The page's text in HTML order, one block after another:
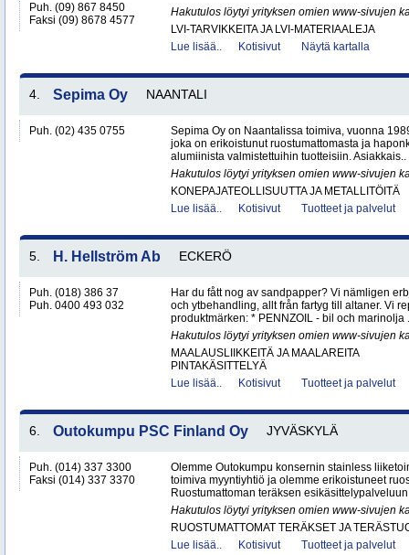
Puh. (09) 867 8450
Faksi (09) 8678 4577
Hakutulos löytyi yrityksen omien www-sivujen
LVI-TARVIKKEITA JA LVI-MATERIAALEJA
Lue lisää..
Kotisivut Näytä kartalla
4. Sepima Oy NAANTALI
Puh. (02) 435 0755
Sepima Oy on Naantalissa toimiva, vuonna
joka on erikoistunut ruostumattomasta ja
alumiinista valmistettuihin tuotteisiin. Asiakkais..
Hakutulos löytyi yrityksen omien www-sivujen
KONEPAJATEOLLISUUTTA JA METALLITÖITÄ
Lue lisää..
Kotisivut Tuotteet ja palvelut
5. H. Hellström Ab ECKERÖ
Puh. (018) 386 37
Puh. 0400 493 032
Har du fått nog av sandpapper? Vi nämligen
och ytbehandling, allt från fartyg till altaner. Vi
produktmärken: * PENNZOIL - bil och marinolja
Hakutulos löytyi yrityksen omien www-sivujen
MAALAUSLIIKKEITÄ JA MAALAREITA
PINTAKÄSITTELYÄ
Lue lisää..
Kotisivut Tuotteet ja palvelut
6. Outokumpu PSC Finland Oy JYVÄSKYLÄ
Puh. (014) 337 3300
Faksi (014) 337 3370
Olemme Outokumpu konsernin stainless
toimiva myyntiyhtiö ja olemme erikoistuneet
Ruostumattoman teräksen
Hakutulos löytyi yrityksen omien www-sivujen
RUOSTUMATTOMAT TERÄKSET JA
Lue lisää..
Kotisivut Tuotteet ja palvelut